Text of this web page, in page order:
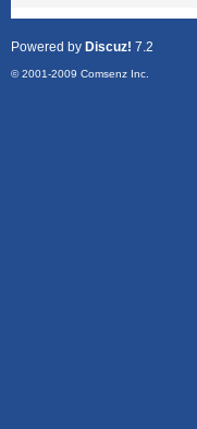
Powered by Discuz! 7.2
© 2001-2009 Comsenz Inc.